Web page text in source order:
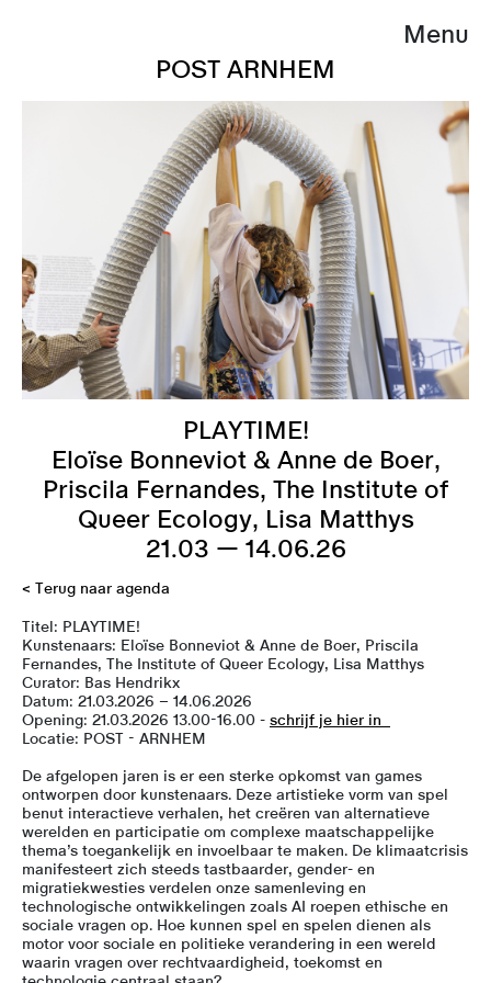
Menu
POST ARNHEM
PLAYTIME!
Eloïse Bonneviot & Anne de Boer,
Priscila Fernandes, The Institute of
Queer Ecology, Lisa Matthys
21.03 — 14.06.26
< Terug naar agenda
Titel: PLAYTIME!
Kunstenaars: Eloïse Bonneviot & Anne de Boer, Priscila
Fernandes, The Institute of Queer Ecology, Lisa Matthys
Curator: Bas Hendrikx
Datum: 21.03.2026 – 14.06.2026
Opening: 21.03.2026 13.00-16.00 - schrijf je hier in
Locatie: POST - ARNHEM
De afgelopen jaren is er een sterke opkomst van games
ontworpen door kunstenaars. Deze artistieke vorm van spel
benut interactieve verhalen, het creëren van alternatieve
werelden en participatie om complexe maatschappelijke
thema’s toegankelijk en invoelbaar te maken. De klimaatcrisis
manifesteert zich steeds tastbaarder, gender- en
migratiekwesties verdelen onze samenleving en
technologische ontwikkelingen zoals AI roepen ethische en
sociale vragen op. Hoe kunnen spel en spelen dienen als
motor voor sociale en politieke verandering in een wereld
waarin vragen over rechtvaardigheid, toekomst en